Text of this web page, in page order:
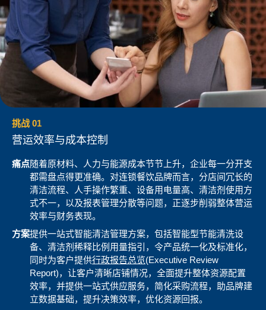
挑战 01
营运效率与成本控制
痛点随着原材料、人力与能源成本节节上升，企业每一分开支
都需盘点得更准确。对连锁餐饮品牌而言，分店间冗长的
清洁流程、人手操作繁重、设备用电量高、清洁剂使用方
式不一，以及报表管理分散等问题，正逐步削弱整体营运
效率与财务表现。
方案提供一站式智能清洁管理方案，包括智能型节能清洗设
备、清洁剂稀释比例用量指引，令产品统一化及标准化，
同时为客户提供行政报告总览(Executive Review
Report)，让客户清晰店铺情况，全面提升整体资源配置
效率，并提供一站式供应服务，简化采购流程，助品牌建
立数据基础，提升决策效率，优化资源回报。